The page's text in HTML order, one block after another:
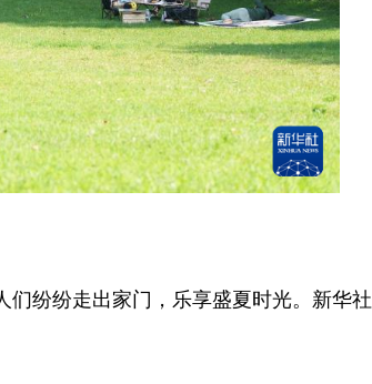
纷纷走出家门，乐享盛夏时光。新华社